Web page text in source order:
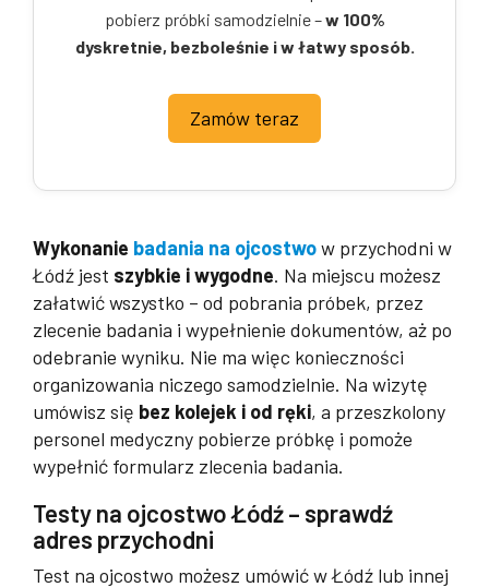
pobierz próbki samodzielnie –w 100%
dyskretnie, bezboleśnie i w łatwy sposób.
Zamów teraz
Wykonanie badania na ojcostwow przychodni w
Łódź jest szybkie i wygodne. Na miejscu możesz
załatwić wszystko – od pobrania próbek, przez
zlecenie badania i wypełnienie dokumentów, aż po
odebranie wyniku. Nie ma więc konieczności
organizowania niczego samodzielnie. Na wizytę
umówisz się bez kolejek i od ręki, a przeszkolony
personel medyczny pobierze próbkę i pomoże
wypełnić formularz zlecenia badania.
Testy na ojcostwo Łódź – sprawdź
adres przychodni
Test na ojcostwo możesz umówić w Łódź lub innej